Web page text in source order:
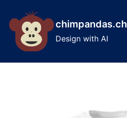
content
chimpandas.ch
Design with AI